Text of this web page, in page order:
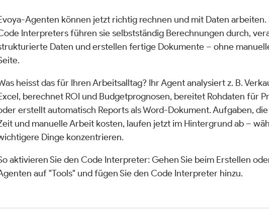
Agenten können jetzt richtig rechnen und mit Daten arbeiten.
Interpreters führen sie selbstständig Berechnungen durch,
Daten und erstellen fertige Dokumente – ohne
heisst das für Ihren Arbeitsalltag? Ihr Agent analysiert z. B.
berechnet ROI und Budgetprognosen, bereitet Rohdaten für
erstellt automatisch Reports als Word-Dokument. Aufgaben,
und manuelle Arbeit kosten, laufen jetzt im Hintergrund ab –
Dinge konzentrieren.
aktivieren Sie den Code Interpreter: Gehen Sie beim Erstellen
auf "Tools" und fügen Sie den Code Interpreter hinzu.